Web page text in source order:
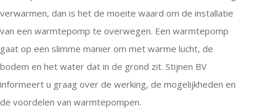
verwarmen, dan is het de moeite waard om de installatie
van een warmtepomp te overwegen. Een warmtepomp
gaat op een slimme manier om met warme lucht, de
bodem en het water dat in de grond zit. Stijnen BV
informeert u graag over de werking, de mogelijkheden en
de voordelen van warmtepompen.